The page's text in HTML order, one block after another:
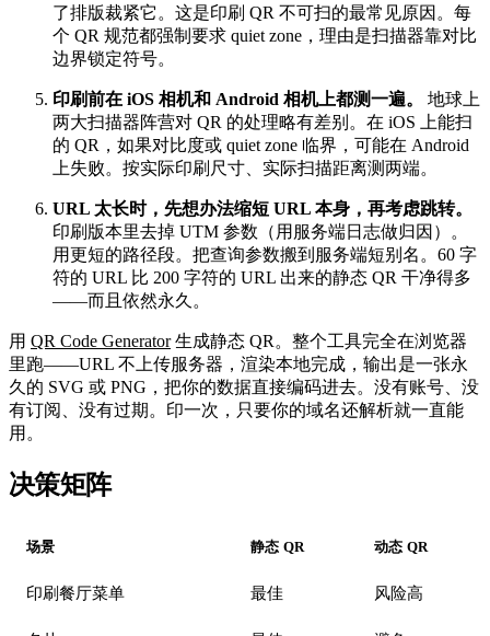
了排版裁紧它。这是印刷 QR 不可扫的最常见原因。每
个 QR 规范都强制要求 quiet zone，理由是扫描器靠对比
边界锁定符号。
印刷前在 iOS 相机和 Android 相机上都测一遍。
地球上
两大扫描器阵营对 QR 的处理略有差别。在 iOS 上能扫
的 QR，如果对比度或 quiet zone 临界，可能在 Android
上失败。按实际印刷尺寸、实际扫描距离测两端。
URL 太长时，先想办法缩短 URL 本身，再考虑跳转。
印刷版本里去掉 UTM 参数（用服务端日志做归因）。
用更短的路径段。把查询参数搬到服务端短别名。60 字
符的 URL 比 200 字符的 URL 出来的静态 QR 干净得多
——而且依然永久。
用 QR Code Generator生成静态 QR。整个工具完全在浏览器
里跑——URL 不上传服务器，渲染本地完成，输出是一张永
久的 SVG 或 PNG，把你的数据直接编码进去。没有账号、没
有订阅、没有过期。印一次，只要你的域名还解析就一直能
用。
#
决策矩阵
场景 静态 QR 动态 QR
印刷餐厅菜单 最佳 风险高